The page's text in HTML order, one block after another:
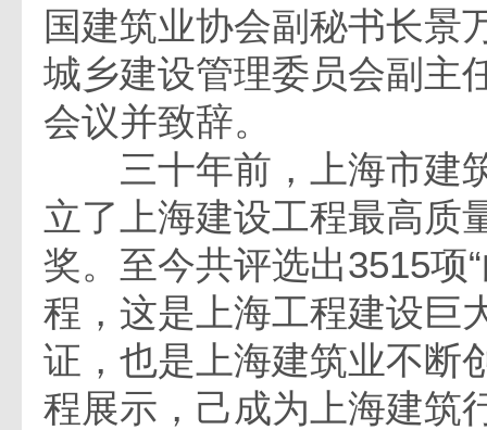
国建筑业协会副秘书长景
城乡建设管理委员会副主
会议并致辞。
三十年前，上海市建
立了上海建设工程最高
奖。至今共评选出3515项
程，这是上海工程建设巨
证，也是上海建筑业不断
程展示，己成为上海建筑